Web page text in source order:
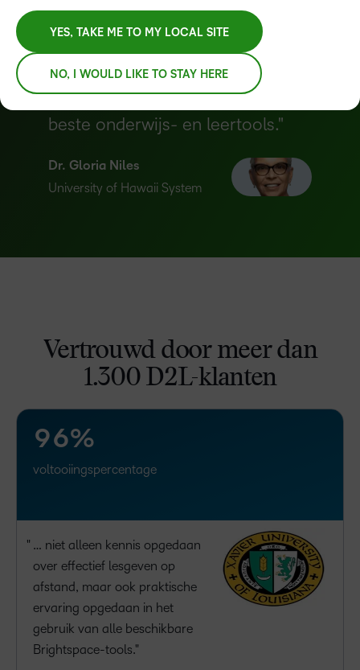
We vinden het geweldig om onze
studenten, docenten en
medewerkers uit te rusten met de
beste onderwijs- en leertools.
Dr. Gloria Niles
University of Hawaii System
Vertrouwd door meer dan
1.300 D2L-klanten
–
0
6
8
9
3
5
6%
voltooiingspercentage
… niet alleen kennis opgedaan
over effectief lesgeven op
afstand, maar ook praktische
ervaring opgedaan in het
gebruik van alle beschikbare
Brightspace-tools.
0
1
2
3
4
5–
YES, TAKE ME TO MY LOCAL SITE
NO, I WOULD LIKE TO STAY HERE